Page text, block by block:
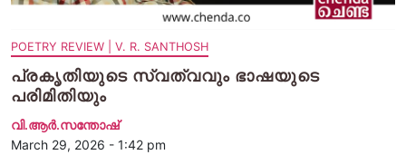
POETRY REVIEW | V. R. SANTHOSH
പ്രകൃതിയുടെ സ്വത്വവും ഭാഷയുടെ
പരിമിതിയും
വി.ആര്‍.സന്തോഷ്
March 29, 2026 - 1:42 pm